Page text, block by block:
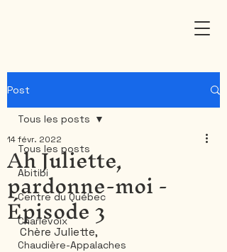
Post
Tous les posts
Abitibi
Centre du Québec
Charlevoix
Chaudière-Appalaches
Tous les posts
Ah Juliette,
pardonne-moi -
Épisode 3
14 févr. 2022
Chère Juliette,